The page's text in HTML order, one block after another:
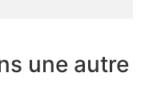
une autre